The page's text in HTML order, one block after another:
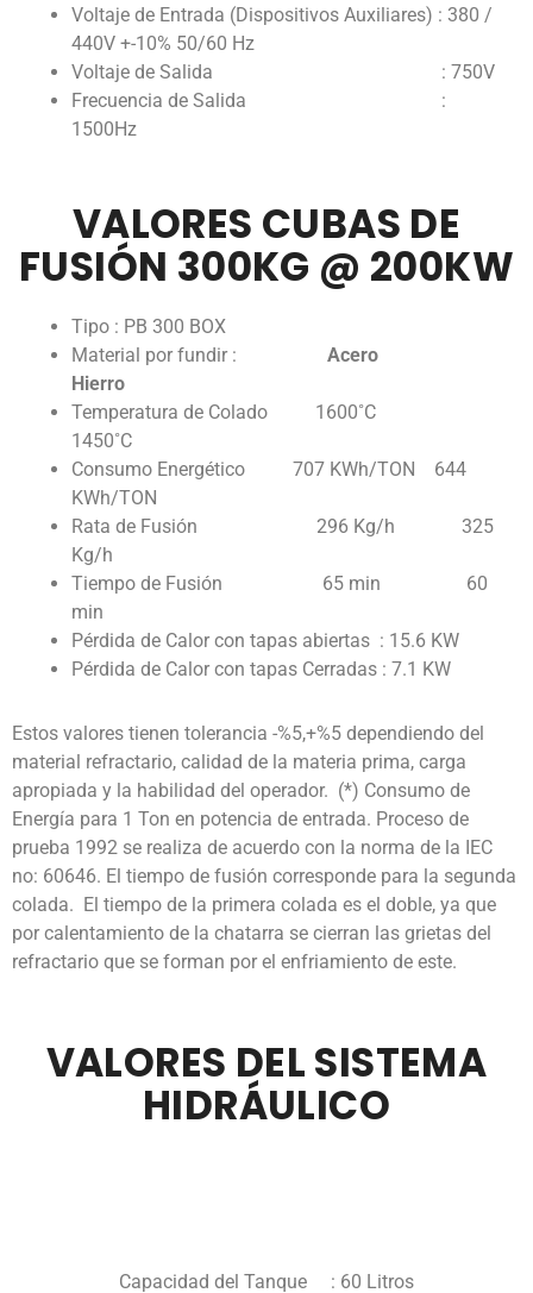
Voltaje de Entrada (Dispositivos Auxiliares) : 380 /
440V +-10% 50/60 Hz
Voltaje de Salida : 750V
Frecuencia de Salida :
1500Hz
VALORES CUBAS DE
FUSIÓN 300KG @ 200KW
Tipo : PB 300 BOX
Material por fundir : Acero
Hierro
Temperatura de Colado 1600˚C
1450˚C
Consumo Energético 707 KWh/TON 644
KWh/TON
Rata de Fusión 296 Kg/h 325
Kg/h
Tiempo de Fusión 65 min 60
min
Pérdida de Calor con tapas abiertas : 15.6 KW
Pérdida de Calor con tapas Cerradas : 7.1 KW
Estos valores tienen tolerancia -%5,+%5 dependiendo del
material refractario, calidad de la materia prima, carga
apropiada y la habilidad del operador. (*) Consumo de
Energía para 1 Ton en potencia de entrada. Proceso de
prueba 1992 se realiza de acuerdo con la norma de la IEC
no: 60646. El tiempo de fusión corresponde para la segunda
colada. El tiempo de la primera colada es el doble, ya que
por calentamiento de la chatarra se cierran las grietas del
refractario que se forman por el enfriamiento de este.
VALORES DEL SISTEMA
HIDRÁULICO
Capacidad del Tanque : 60 Litros